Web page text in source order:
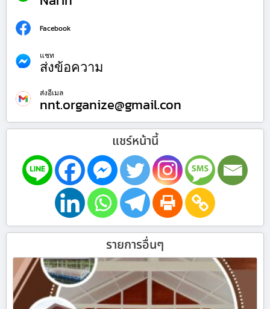
Facebook
แชท
ส่งข้อความ
ส่งอีเมล
nnt.organize@gmail.con
แชร์หน้านี้
รายการอื่นๆ